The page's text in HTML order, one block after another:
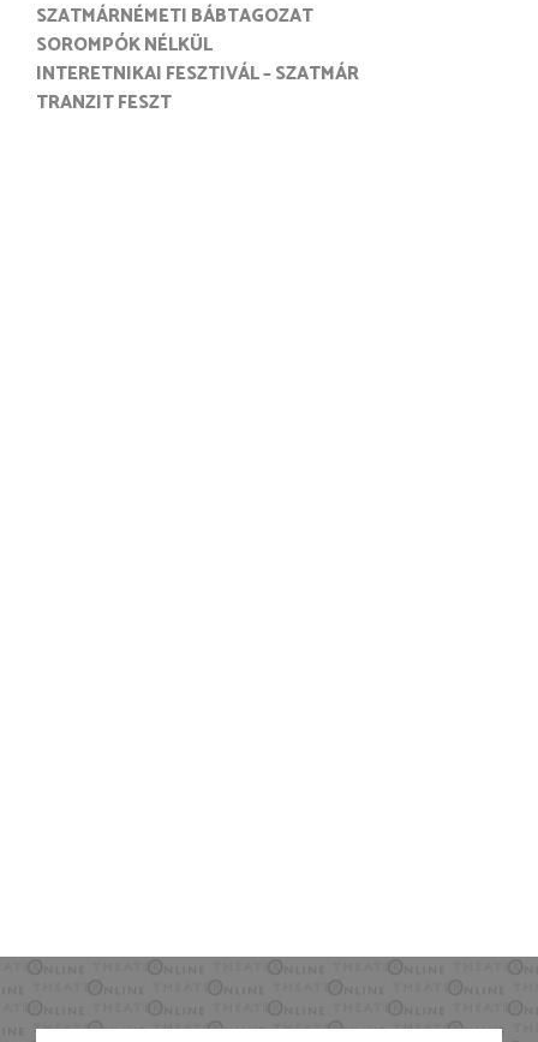
SZATMÁRNÉMETI BÁBTAGOZAT
SOROMPÓK NÉLKÜL
INTERETNIKAI FESZTIVÁL – SZATMÁR
TRANZIT FESZT